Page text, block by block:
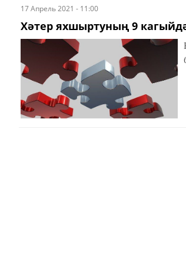
17 Апрель 2021 - 11:00
Хәтер яхшыртуның 9